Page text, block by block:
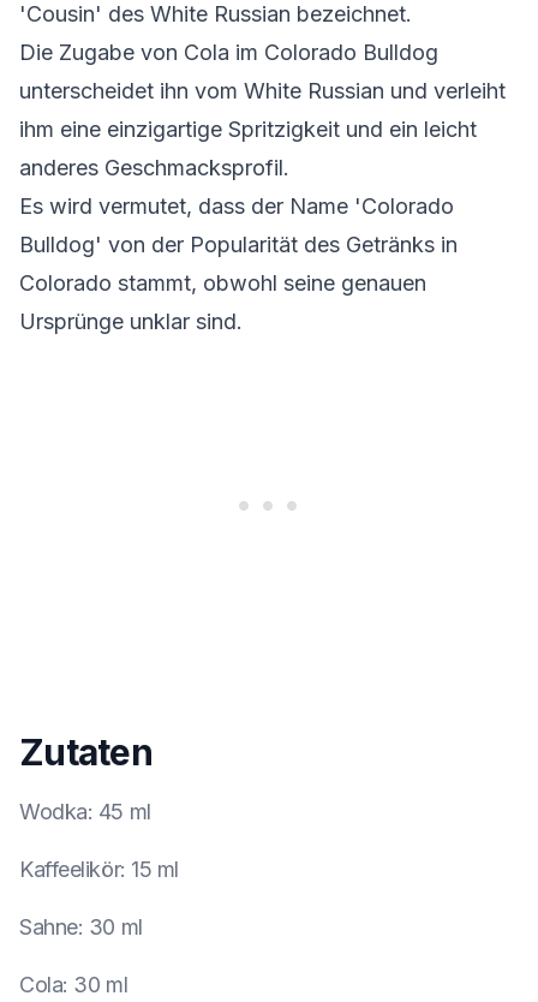
'Cousin' des White Russian bezeichnet.
Die Zugabe von Cola im Colorado Bulldog
unterscheidet ihn vom White Russian und verleiht
ihm eine einzigartige Spritzigkeit und ein leicht
anderes Geschmacksprofil.
Es wird vermutet, dass der Name 'Colorado
Bulldog' von der Popularität des Getränks in
Colorado stammt, obwohl seine genauen
Ursprünge unklar sind.
Zutaten
Wodka: 45 ml
Kaffeelikör: 15 ml
Sahne: 30 ml
Cola: 30 ml